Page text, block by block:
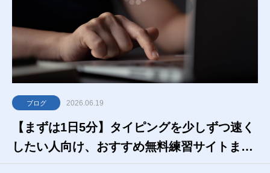
ブログ 2026.06.19
【まずは1日5分】タイピングを少しずつ速く
したい人向け、おすすめ無料練習サイトまと
め